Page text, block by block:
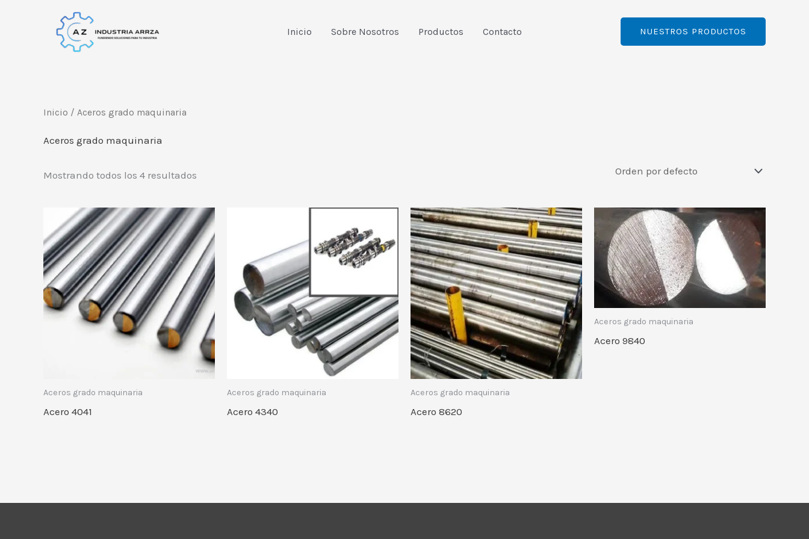
Inicio Sobre Nosotros Productos Contacto NUESTROS PRODUCTOS
Inicio / Aceros grado maquinaria
Aceros grado maquinaria
Mostrando todos los 4 resultados
Aceros grado maquinaria
Acero 4041
Aceros grado maquinaria
Acero 4340
Aceros grado maquinaria
Acero 8620
Aceros grado maquinaria
Acero 9840